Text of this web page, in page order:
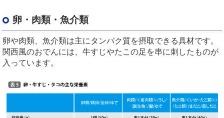
卵・肉類・魚介類
卵や肉類、魚介類は主にタンパク質を摂取できる具材です。
関西風のおでんには、牛すじやたこの足を串に刺したものが
入っています。